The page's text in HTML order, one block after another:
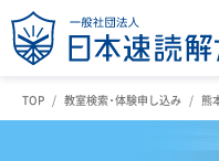
TOP 教室検索・体験申し込み 熊